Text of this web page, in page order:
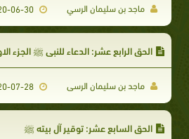
ماجد بن سليمان الرسي 2020-06-30
الحق الرابع عشر: الدعاء للنبي ﷺ الجزء
ماجد بن سليمان الرسى 2020-07-28
الحق السابع عشر: توقير آل بيته ﷺ